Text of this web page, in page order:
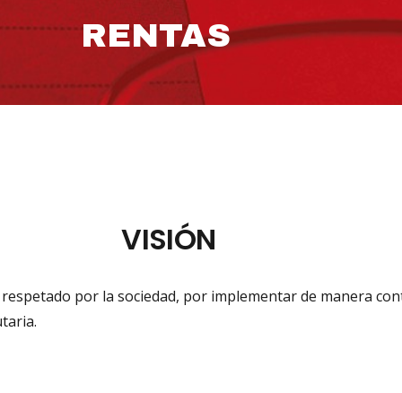
RENTAS
VISIÓN
por la sociedad, por implementar de manera